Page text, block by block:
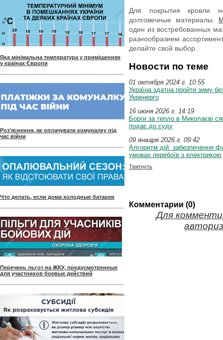
Яка мінімальна температура у приміщеннях
у країнах Європи
Роз'яснення, як оплачувати комуналку під
час війни
Что делать, если дома холодные батареи
Перечень льгот на ЖКУ, предусмотренных
для участников боевых действий
Для покрытия кровли
долговечные материалы.
один из востребованных
разнообразием
делайте свой выбор.
Новости по теме
01 октября 2024 г. 10:55
Україна здатна пройти зиму
Укренерго
16 июня 2026 г. 14:19
Борги за тепло в Миколаєві
подає до суду
09 января 2026 г. 09:42
Алгоритм дій: забезпечення
умовах перебоїв з електрикою
Твитнуть
Комментарии (0)
Для